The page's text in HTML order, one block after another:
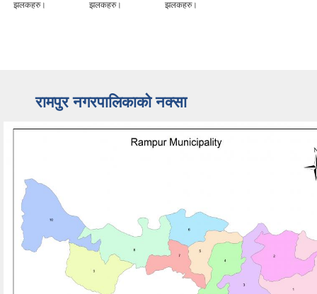
झलकहरु।
झलकहरु।
झलकहरु।
रामपुर नगरपालिकाकाे नक्सा